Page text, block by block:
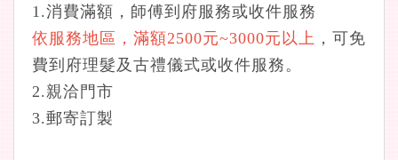
1.消費滿額，師傅到府服務或收件服務
依服務地區，滿額2500元~3000元以上 ，可免
費到府理髮及古禮儀式或收件服務。
2.親洽門市
3.郵寄訂製